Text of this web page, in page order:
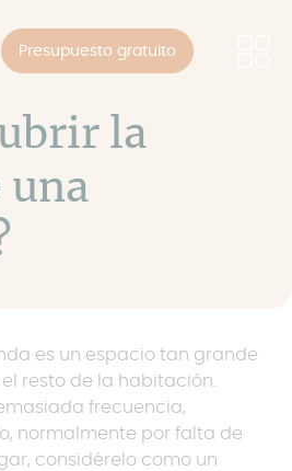
Presupuesto gratuito
la
una
es un espacio tan grande
resto de la habitación.
frecuencia,
normalmente por falta de
considérelo como un